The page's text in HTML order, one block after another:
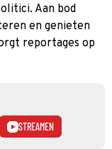
Aan bod
en genieten
reportages op
STREAMEN